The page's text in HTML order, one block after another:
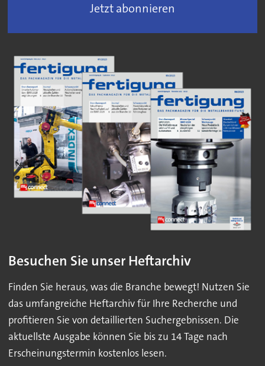
Jetzt abonnieren
Besuchen Sie unser Heftarchiv
Finden Sie heraus, was die Branche bewegt! Nutzen Sie
das umfangreiche Heftarchiv für Ihre Recherche und
profitieren Sie von detaillierten Suchergebnissen. Die
aktuellste Ausgabe können Sie bis zu 14 Tage nach
Erscheinungstermin kostenlos lesen.